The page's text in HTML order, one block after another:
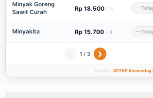
Minyak Goreng
Sawit Curah
Rp 18.500 / lt —
Minyakita Rp 15.700 / lt —
1 / 3 ❯
Sumber: SP2KP Kemendag